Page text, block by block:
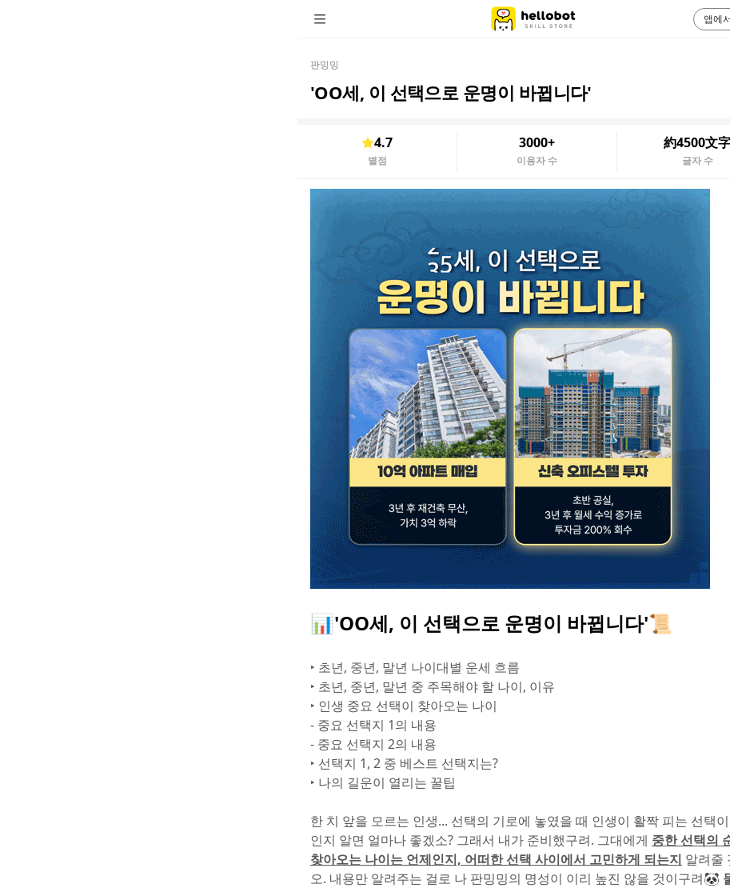
판밍밍
'OO세, 이 선택으로 운명이 바뀝니다'
4.7
별점
3000+
이용자 수
約4500文字
글자 수
📊'OO세, 이 선택으로 운명이 바뀝니다'📜
‣ 초년, 중년, 말년 나이대별 운세 흐름
‣ 초년, 중년, 말년 중 주목해야 할 나이, 이유
‣ 인생 중요 선택이 찾아오는 나이
- 중요 선택지 1의 내용
- 중요 선택지 2의 내용
‣ 선택지 1, 2 중 베스트 선택지는?
‣ 나의 길운이 열리는 꿀팁
한 치 앞을 모르는 인생... 선택의 기로에 놓였을 때 인생이 활짝 피는 선택
인지 알면 얼마나 좋겠소? 그래서 내가 준비했구려. 그대에게 중한 선택의
찾아오는 나이는 언제인지, 어떠한 선택 사이에서 고민하게 되는지 알려줄
오. 내용만 알려주는 걸로 나 판밍밍의 명성이 이리 높진 않을 것이구려🐼
앱에